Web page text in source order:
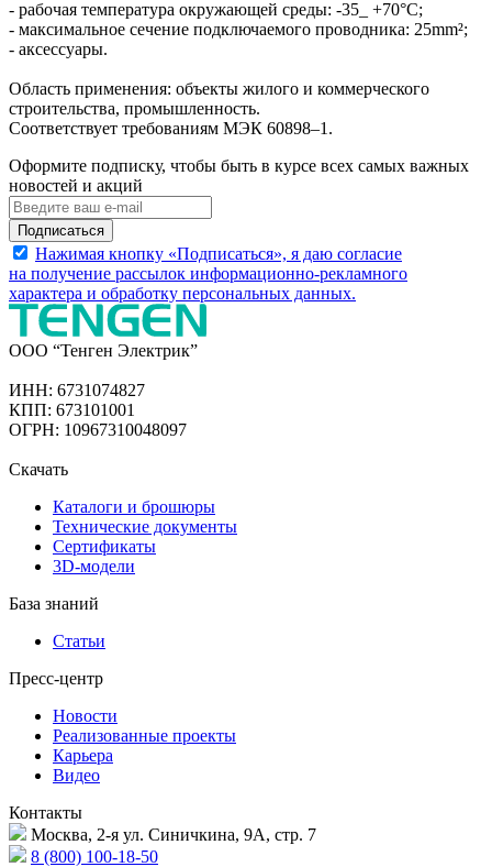
- рабочая температура окружающей среды: -35_ +70°С;
- максимальное сечение подключаемого проводника: 25mm²;
- аксессуары.
Область применения: объекты жилого и коммерческого
строительства, промышленность.
Соответствует требованиям МЭК 60898–1.
Оформите подписку, чтобы быть в курсе всех самых важных
новостей и акций
Подписаться
Нажимая кнопку «Подписаться», я даю согласие
на получение рассылок информационно-рекламного
характера и обработку персональных данных.
ООО “Тенген Электрик”
ИНН: 6731074827
КПП: 673101001
ОГРН: 10967310048097
Скачать
Каталоги и брошюры
Технические документы
Сертификаты
3D-модели
База знаний
Статьи
Пресс-центр
Новости
Реализованные проекты
Карьера
Видео
Контакты
Москва, 2-я ул. Синичкина, 9А, стр. 7
8 (800) 100-18-50